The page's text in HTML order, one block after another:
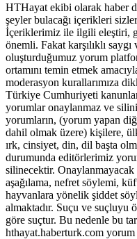
HTHayat ekibi olarak haber
şeyler bulacağı içerikleri
İçeriklerimiz ile ilgili eleştiri,
önemli. Fakat karşılıklı
oluşturduğumuz yorum
ortamını temin etmek
moderasyon kurallarımıza
Türkiye Cumhuriyeti
yorumlar onaylanmaz ve
yorumların, (yorum yapan
dahil olmak üzere) kişilere,
ırk, cinsiyet, din, dil başta
durumunda editörlerimiz
silinecektir.
aşağılama, nefret söylemi,
hayvanlara yönelik şiddet
almaktadır. Suçu ve suçluyu
göre suçtur. Bu nedenle bu
hthayat.haberturk.com yorum